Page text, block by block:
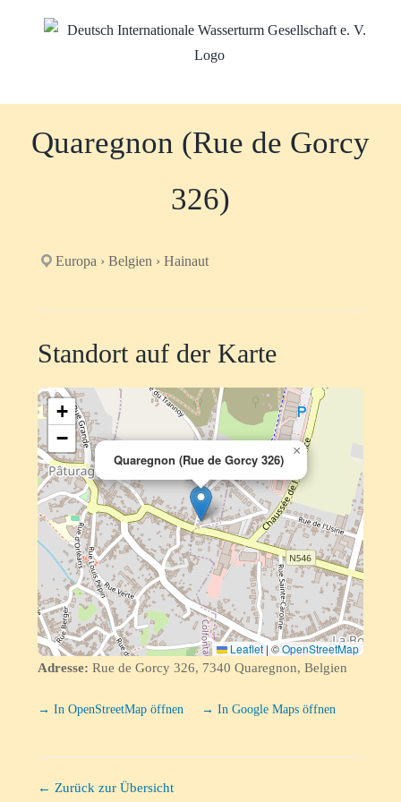
Quaregnon (Rue de Gorcy
326)
Europa › Belgien › Hainaut
Standort auf der Karte
Quaregnon (Rue de Gorcy 326)
×
+
−
Leaflet | ©OpenStreetMap
Adresse: Rue de Gorcy 326, 7340 Quaregnon, Belgien
→ In OpenStreetMap öffnen → In Google Maps öffnen
← Zurück zur Übersicht